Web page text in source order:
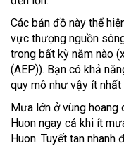
Các bản đồ này thể
vực thượng nguồn
trong bất kỳ năm nào
(AEP)). Bạn có khả
quy mô như vậy ít
Mưa lớn ở vùng hoang
Huon ngay cả khi ít
Huon. Tuyết tan